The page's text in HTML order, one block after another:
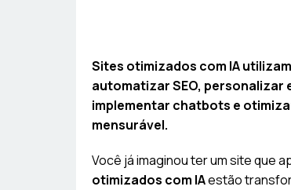
Sites otimizados com IA
automatizar SEO,
implementar chatbots e
mensurável.
Você já imaginou ter um site que
otimizados com IAestão